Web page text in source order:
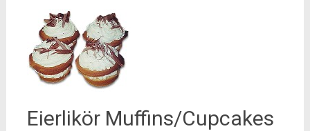
Eierlikör Muffins/Cupcakes